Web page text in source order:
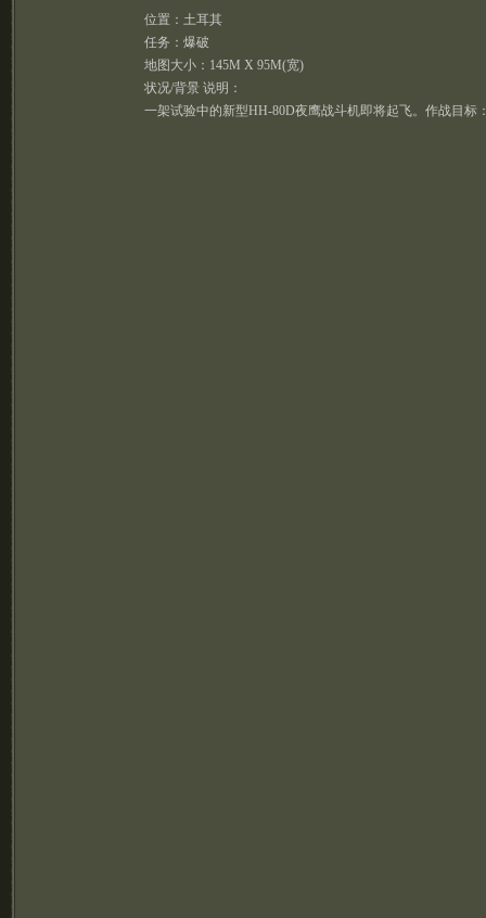
位置：土耳其
任务：爆破
地图大小：145M X 95M(宽)
状况/背景 说明：
一架试验中的新型HH-80D夜鹰战斗机即将起飞。作战目标